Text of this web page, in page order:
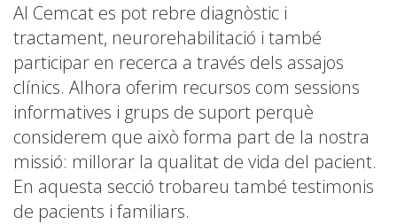
Al Cemcat es pot rebre diagnòstic i
tractament, neurorehabilitació i també
participar en recerca a través dels assajos
clínics. Alhora oferim recursos com sessions
informatives i grups de suport perquè
considerem que això forma part de la nostra
missió: millorar la qualitat de vida del pacient.
En aquesta secció trobareu també testimonis
de pacients i familiars.